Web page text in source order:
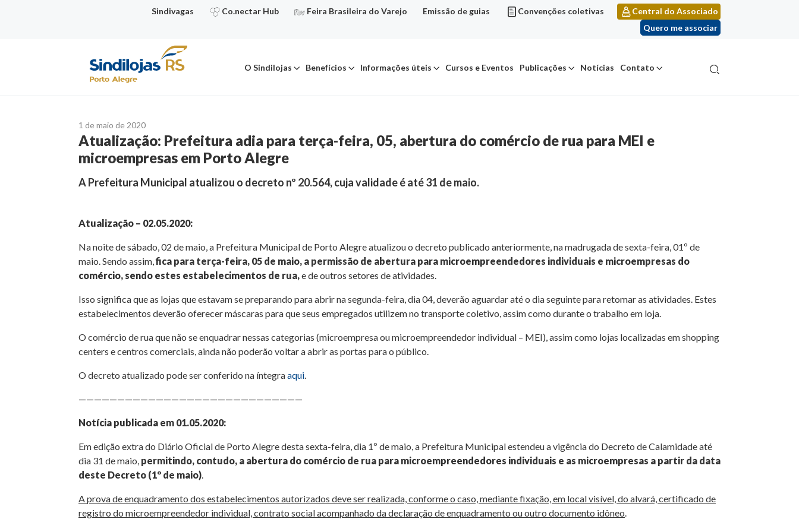
Sindivagas Co.nectar Hub Feira Brasileira do Varejo Emissão de guias Convenções coletivas
Central do Associado
Quero me associar
O Sindilojas Benefícios Informações úteis Cursos e Eventos Publicações Notícias Contato
1 de maio de 2020
Atualização: Prefeitura adia para terça-feira, 05, abertura do comércio de rua para MEI e
microempresas em Porto Alegre
A Prefeitura Municipal atualizou o decreto nº 20.564, cuja validade é até 31 de maio.
Atualização – 02.05.2020:
Na noite de sábado, 02 de maio, a Prefeitura Municipal de Porto Alegre atualizou o decreto publicado anteriormente, na madrugada de sexta-feira, 01º de
maio. Sendo assim,fica para terça-feira, 05 de maio, a permissão de abertura para microempreendedores individuais e microempresas do
comércio, sendo estes estabelecimentos de rua,e de outros setores de atividades.
Isso significa que as lojas que estavam se preparando para abrir na segunda-feira, dia 04, deverão aguardar até o dia seguinte para retomar as atividades. Estes
estabelecimentos deverão oferecer máscaras para que seus empregados utilizem no transporte coletivo, assim como durante o trabalho em loja.
O comércio de rua que não se enquadrar nessas categorias (microempresa ou microempreendedor individual – MEI), assim como lojas localizadas em shopping
centers e centros comerciais, ainda não poderão voltar a abrir as portas para o público.
O decreto atualizado pode ser conferido na íntegraaqui.
—————————————————————————————
Notícia publicada em 01.05.2020:
Em edição extra do Diário Oficial de Porto Alegre desta sexta-feira, dia 1º de maio, a Prefeitura Municipal estendeu a vigência do Decreto de Calamidade até
dia 31 de maio, permitindo, contudo, a abertura do comércio de rua para microempreendedores individuais e as microempresas a partir da data
deste Decreto (1º de maio).
A prova de enquadramento dos estabelecimentos autorizados deve ser realizada, conforme o caso, mediante fixação, em local visível, do alvará, certificado de
registro do microempreendedor individual, contrato social acompanhado da declaração de enquadramento ou outro documento idôneo.